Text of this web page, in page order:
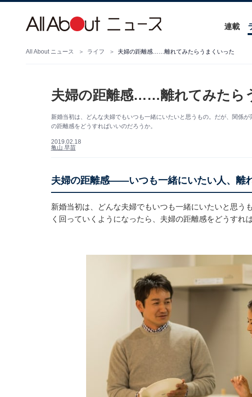
連載
All About ニュース ライフ 夫婦の距離感……離れてみたらうまくいった
夫婦の距離感……離れてみたら
新婚当初は、どんな夫婦でもいつも一緒にいたいと思うもの。だが、関係
の距離感をどうすればいいのだろうか。
2019.02.18
亀山 早苗
夫婦の距離感――いつも一緒にいたい人、離
新婚当初は、どんな夫婦でもいつも一緒にいたいと思う
く回っていくようになったら、夫婦の距離感をどうすれ